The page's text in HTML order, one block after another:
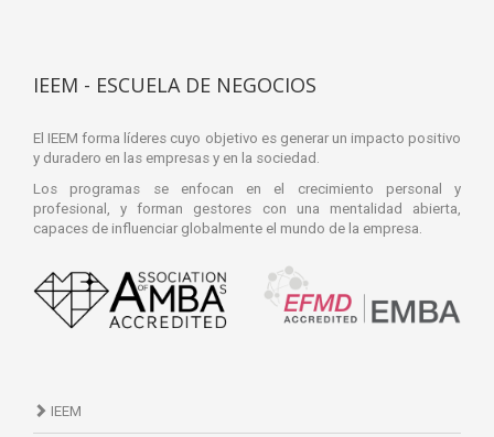
IEEM - ESCUELA DE NEGOCIOS
El IEEM forma líderes cuyo objetivo es generar un impacto positivo
y duradero en las empresas y en la sociedad.
Los programas se enfocan en el crecimiento personal y
profesional, y forman gestores con una mentalidad abierta,
capaces de influenciar globalmente el mundo de la empresa.
IEEM